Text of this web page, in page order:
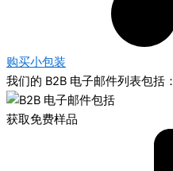
购买小包装
我们的 B2B 电子邮件列表包括：
获取免费样品